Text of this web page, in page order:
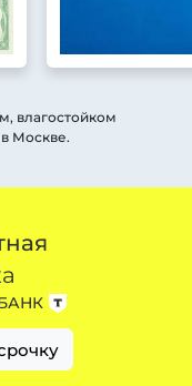
влагостойком
в Москве.